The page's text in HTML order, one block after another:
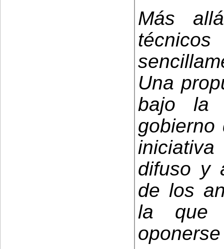
Más
Una
bajo la
gobierno
difuso y
de los
la que